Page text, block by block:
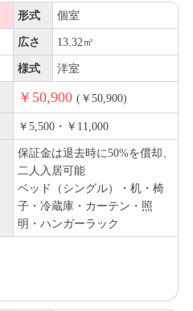
形式 個室
広さ 13.32㎡
様式 洋室
￥50,900 (￥50,900)
￥5,500・￥11,000
保証金は退去時に50%を償却、
二人入居可能
ベッド（シングル）・机・椅
子・冷蔵庫・カーテン・照
明・ハンガーラック